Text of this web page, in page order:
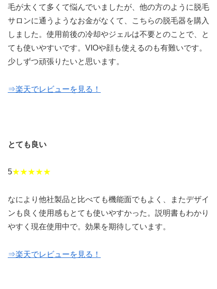
毛が太くて多くて悩んでいましたが、他の方のように脱毛
サロンに通うようなお金がなくて、こちらの脱毛器を購入
しました。使用前後の冷却やジェルは不要とのことで、と
ても使いやすいです。VIOや顔も使えるのも有難いです。
少しずつ頑張りたいと思います。
⇒楽天でレビューを見る！
とても良い
5★★★★★
なにより他社製品と比べても機能面でもよく、またデザイ
ンも良く使用感もとても使いやすかった。説明書もわかり
やすく現在使用中で。効果を期待しています。
⇒楽天でレビューを見る！